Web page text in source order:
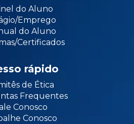
do Aluno
Emprego
do Aluno
Certificados
rápido
de Ética
Frequentes
Conosco
Conosco